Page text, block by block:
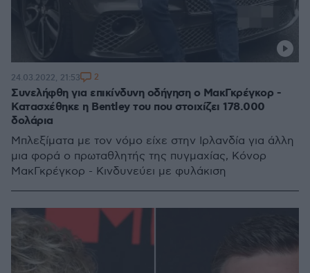
Συνελήφθη για επικίνδυνη οδήγηση o ΜακΓκρέγκορ -
Κατασχέθηκε η Bentley του που στοιχίζει 178.000
δολάρια
Μπλεξίματα με τον νόμο είχε στην Ιρλανδία για άλλη
μια φορά ο πρωταθλητής της πυγμαχίας, Κόνορ
ΜακΓκρέγκορ - Κινδυνεύει με φυλάκιση
24.03.2022, 21:53 2